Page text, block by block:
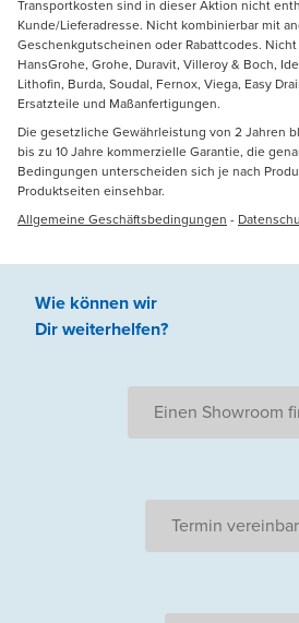
Transportkosten sind in dieser Aktion nicht
Kunde/Lieferadresse. Nicht kombinierbar mit
Geschenkgutscheinen oder Rabattcodes.
HansGrohe, Grohe, Duravit, Villeroy & Boch,
Lithofin, Burda, Soudal, Fernox, Viega, Easy
Ersatzteile und Maßanfertigungen.
Die gesetzliche Gewährleistung von 2 Jahren
bis zu 10 Jahre kommerzielle Garantie, die
Bedingungen unterscheiden sich je nach
Produktseiten einsehbar.
Allgemeine Geschäftsbedingungen -
Wie können wir
Dir weiterhelfen?
Einen Showroom
Termin